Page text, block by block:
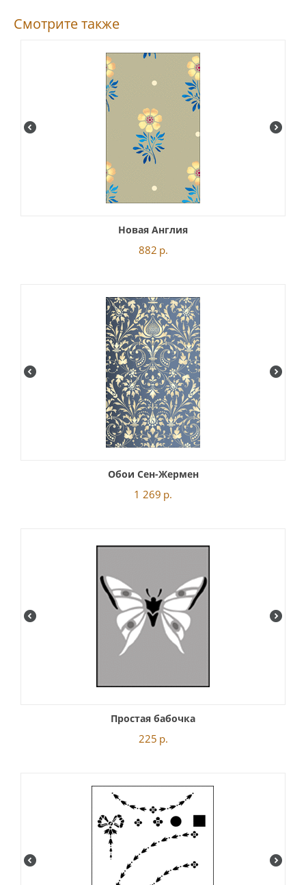
Смотрите также
Новая Англия
882 р.
Обои Сен-Жермен
1 269 р.
Простая бабочка
225 р.